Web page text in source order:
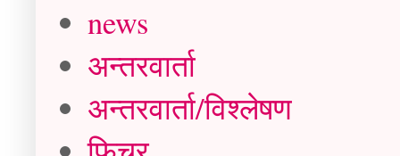
news
अन्तरवार्ता
अन्तरवार्ता/विश्लेषण